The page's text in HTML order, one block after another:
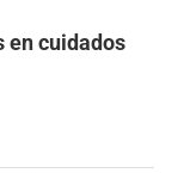
en cuidados